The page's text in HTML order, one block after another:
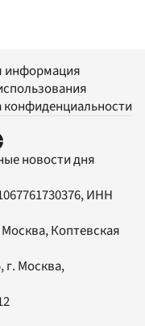
информация
конфиденциальности
новости дня
ИНН
Коптевская
, г. Москва,